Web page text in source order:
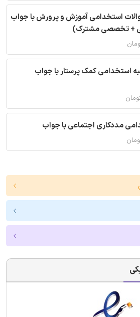
استخدامی آموزش و پرورش با جواب
+ تخصصی مشترک)
استخدامی کمک پرستار با جواب
مددکاری اجتماعی با جواب